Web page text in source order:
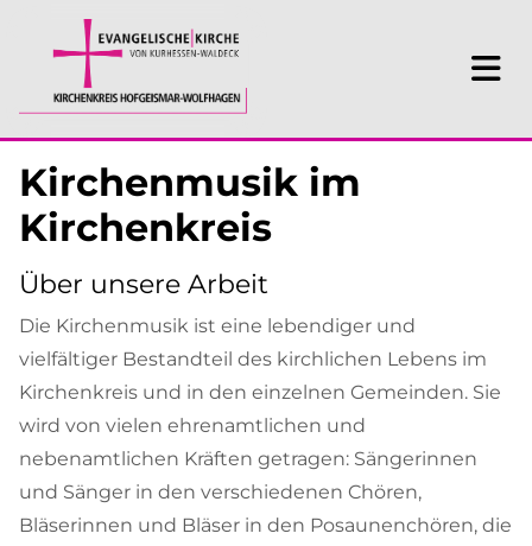
Kirchenmusik im
Kirchenkreis
Über unsere Arbeit
Die Kirchenmusik ist eine lebendiger und
vielfältiger Bestandteil des kirchlichen Lebens im
Kirchenkreis und in den einzelnen Gemeinden. Sie
wird von vielen ehrenamtlichen und
nebenamtlichen Kräften getragen: Sängerinnen
und Sänger in den verschiedenen Chören,
Bläserinnen und Bläser in den Posaunenchören, die